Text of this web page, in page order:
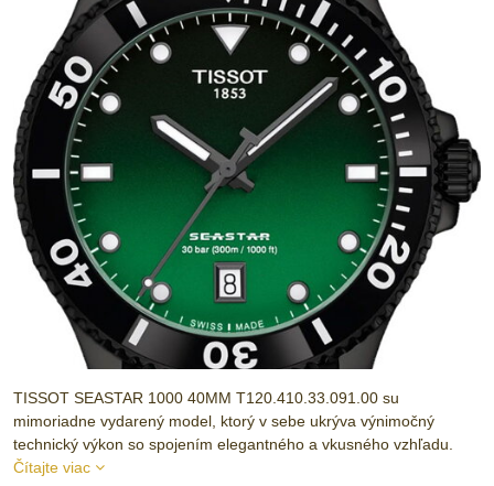
TISSOT SEASTAR 1000 40MM T120.410.33.091.00 su
mimoriadne vydarený model, ktorý v sebe ukrýva výnimočný
technický výkon so spojením elegantného a vkusného vzhľadu.
Čítajte viac